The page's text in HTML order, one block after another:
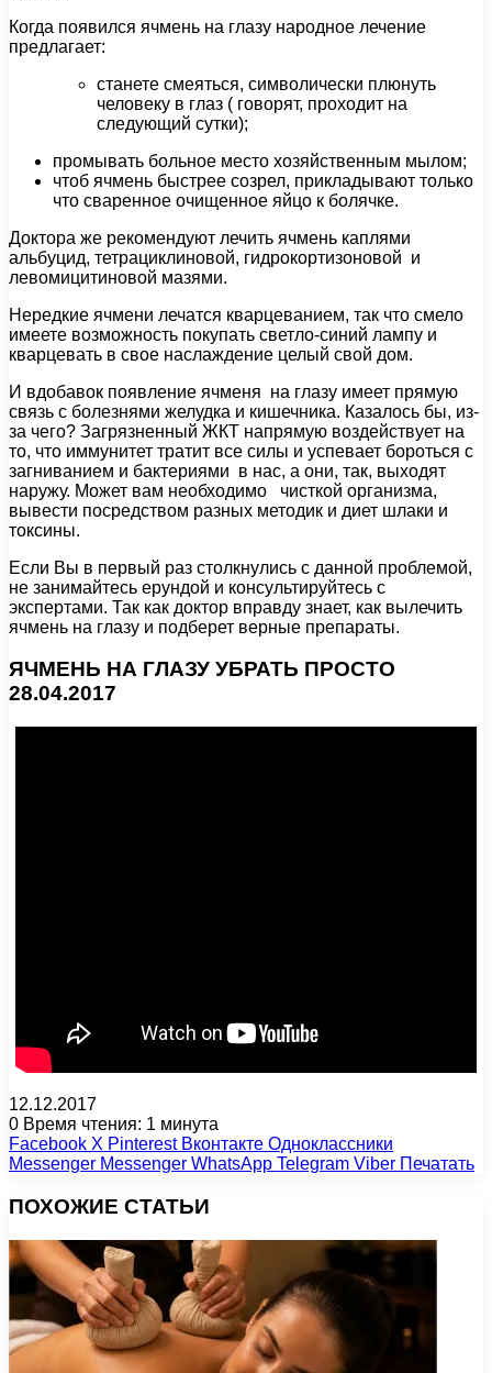
Когда появился ячмень на глазу народное лечение
предлагает:
станете смеяться, символически плюнуть
человеку в глаз ( говорят, проходит на
следующий сутки);
промывать больное место хозяйственным мылом;
чтоб ячмень быстрее созрел, прикладывают только
что сваренное очищенное яйцо к болячке.
Доктора же рекомендуют лечить ячмень каплями
альбуцид, тетрациклиновой, гидрокортизоновой и
левомицитиновой мазями.
Нередкие ячмени лечатся кварцеванием, так что смело
имеете возможность покупать светло-синий лампу и
кварцевать в свое наслаждение целый свой дом.
И вдобавок появление ячменя на глазу имеет прямую
связь с болезнями желудка и кишечника. Казалось бы, из-
за чего? Загрязненный ЖКТ напрямую воздействует на
то, что иммунитет тратит все силы и успевает бороться с
загниванием и бактериями в нас, а они, так, выходят
наружу. Может вам необходимо чисткой организма,
вывести посредством разных методик и диет шлаки и
токсины.
Если Вы в первый раз столкнулись с данной проблемой,
не занимайтесь ерундой и консультируйтесь с
экспертами. Так как доктор вправду знает, как вылечить
ячмень на глазу и подберет верные препараты.
ЯЧМЕНЬ НА ГЛАЗУ УБРАТЬ ПРОСТО
28.04.2017
12.12.2017
0 Время чтения: 1 минута
Facebook X Pinterest Вконтакте Одноклассники
Messenger Messenger WhatsApp Telegram Viber Печатать
ПОХОЖИЕ СТАТЬИ